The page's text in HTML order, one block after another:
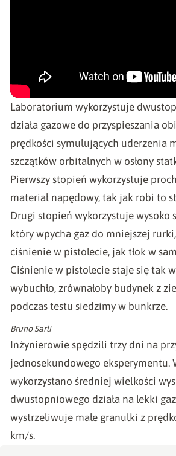
Laboratorium wykorzystuje
działa gazowe do przyspieszania
prędkości symulujących uderzenia
szczątków orbitalnych w osłony
Pierwszy stopień wykorzystuje
materiał napędowy, tak jak robi to
Drugi stopień wykorzystuje wysoko
który wpycha gaz do mniejszej
ciśnienie w pistolecie, jak tłok w
Ciśnienie w pistolecie staje się tak
wybuchło, zrównałoby budynek z
podczas testu siedzimy w bunkrze.
Bruno Sarli
Inżynierowie spędzili trzy dni na
jednosekundowego eksperymentu.
wykorzystano średniej wielkości
dwustopniowego działa na lekki
wystrzeliwuje małe granulki z
km/s.